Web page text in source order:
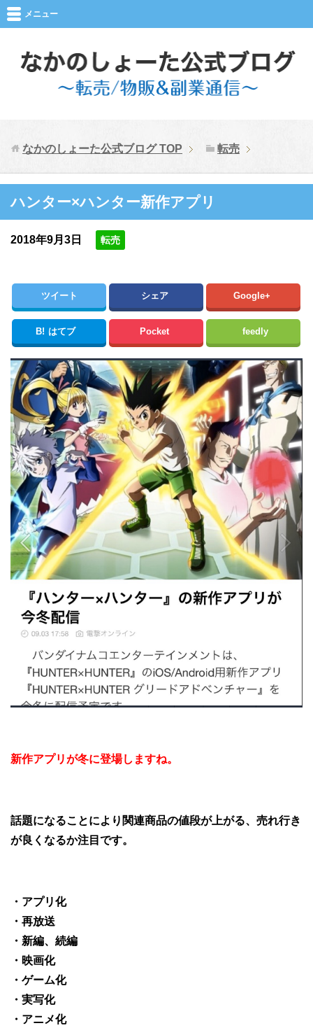
メニュー
なかのしょーた公式ブログTOP 転売
ハンター×ハンター新作アプリ
2018年9月3日 転売
ツイート シェア Google+
B! はてブ Pocket feedly
新作アプリが冬に登場しますね。
話題になることにより関連商品の値段が上がる、売れ行き
が良くなるか注目です。
・アプリ化
・再放送
・新編、続編
・映画化
・ゲーム化
・実写化
・アニメ化